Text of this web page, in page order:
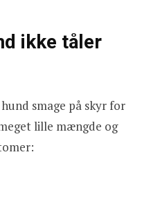
ikke tåler
smage på skyr for
lille mængde og